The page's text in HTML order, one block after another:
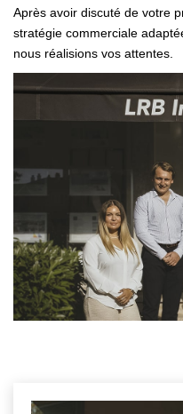
Où
Après avoir discuté de votre
stratégie commerciale
nous réalisions vos attentes.